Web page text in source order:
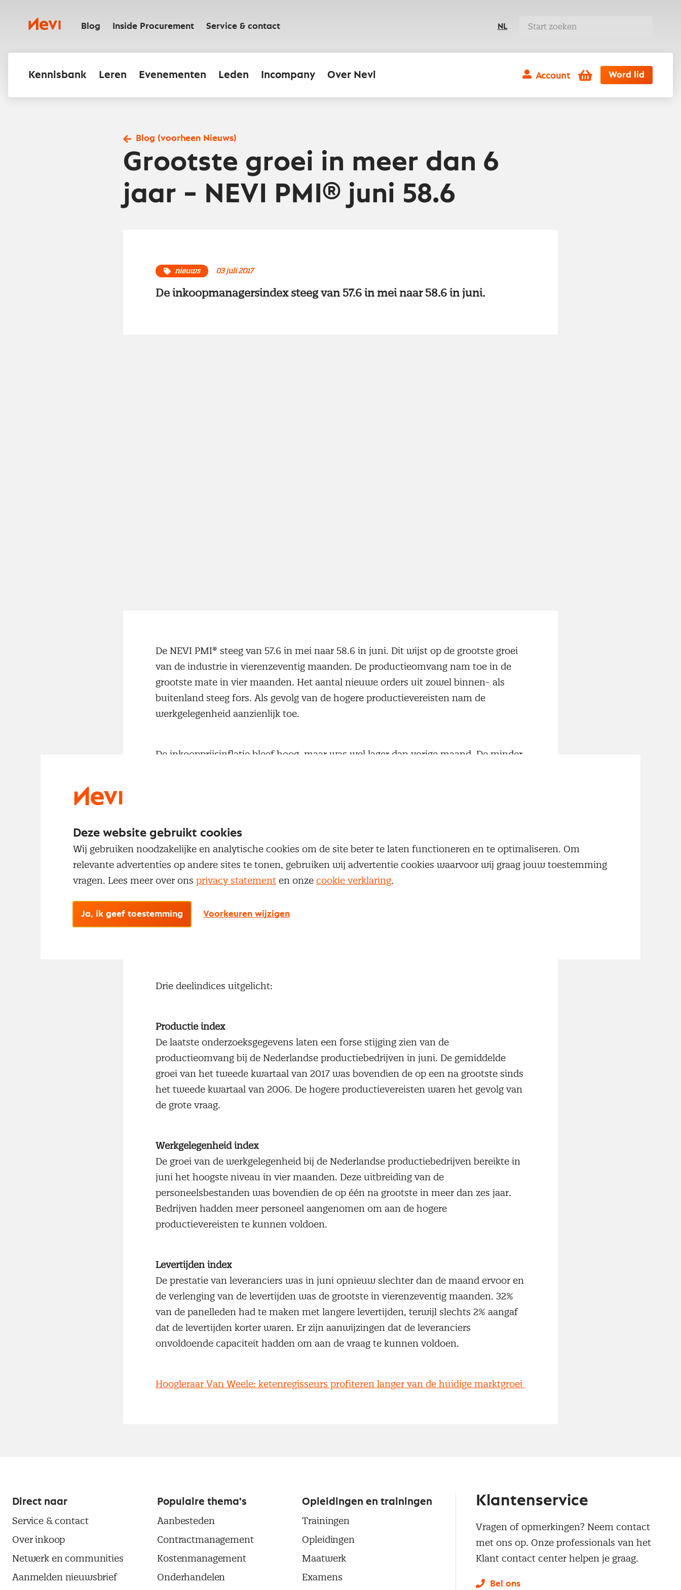
inhoudNevi Blog Inside Procurement Service & contact NL
Kennisbank Leren Evenementen Leden Incompany Over Nevi Account Winkelwagen
Word lid
Blog (voorheen Nieuws)
Grootste groei in meer dan 6
jaar – NEVI PMI® juni 58.6
nieuws 03 juli 2017
De inkoopmanagersindex steeg van 57.6 in mei naar 58.6 in juni.
De NEVI PMI® steeg van 57.6 in mei naar 58.6 in juni. Dit wijst op de grootste groei
van de industrie in vierenzeventig maanden. De productieomvang nam toe in de
grootste mate in vier maanden. Het aantal nieuwe orders uit zowel binnen- als
buitenland steeg fors. Als gevolg van de hogere productievereisten nam de
werkgelegenheid aanzienlijk toe.
De inkoopprijsinflatie bleef hoog, maar was wel lager dan vorige maand. De minder
De levertijden namen in de grootste mate toe sinds april 2011 en de hoeveelheid
onvoltooid of nog niet uitgevoerd werk steeg licht. De inkoopactiviteiten namen in
de grootste mate toe in drie maanden en de voorraad ingekochte materialen steeg
in lichte mate.
Tot slot was er veel vertrouwen in de vooruitzichten voor de industrie, al was dit
Drie deelindices uitgelicht:
Productie index
De laatste onderzoeksgegevens laten een forse stijging zien van de
productieomvang bij de Nederlandse productiebedrijven in juni. De gemiddelde
groei van het tweede kwartaal van 2017 was bovendien de op een na grootste sinds
het tweede kwartaal van 2006. De hogere productievereisten waren het gevolg van
de grote vraag.
Werkgelegenheid index
De groei van de werkgelegenheid bij de Nederlandse productiebedrijven bereikte in
juni het hoogste niveau in vier maanden. Deze uitbreiding van de
personeelsbestanden was bovendien de op één na grootste in meer dan zes jaar.
Bedrijven hadden meer personeel aangenomen om aan de hogere
productievereisten te kunnen voldoen.
Levertijden index
De prestatie van leveranciers was in juni opnieuw slechter dan de maand ervoor en
de verlenging van de levertijden was de grootste in vierenzeventig maanden. 32%
van de panelleden had te maken met langere levertijden, terwijl slechts 2% aangaf
dat de levertijden korter waren. Er zijn aanwijzingen dat de leveranciers
onvoldoende capaciteit hadden om aan de vraag te kunnen voldoen.
Hoogleraar Van Weele: ketenregisseurs profiteren langer van de huidige marktgroei
Direct naar
Service & contact
Over inkoop
Netwerk en communities
Aanmelden nieuwsbrief
Populaire thema's
Aanbesteden
Contractmanagement
Kostenmanagement
Onderhandelen
Opleidingen en trainingen
Trainingen
Opleidingen
Maatwerk
Examens
Klantenservice
Vragen of opmerkingen? Neem contact
met ons op. Onze professionals van het
Klant contact center helpen je graag.
Bel ons
Deze website gebruikt cookies
Wij gebruiken noodzakelijke en analytische cookies om de site beter te laten functioneren en te optimaliseren. Om
relevante advertenties op andere sites te tonen, gebruiken wij advertentie cookies waarvoor wij graag jouw toestemming
vragen. Lees meer over ons privacy statement en onze cookie verklaring.
Ja, ik geef toestemming Voorkeuren wijzigen